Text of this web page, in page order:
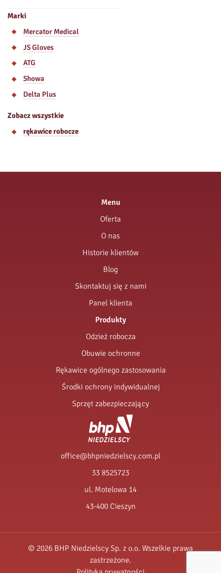
Marki
Mercator Medical
JS Gloves
ATG
Showa
Delta Plus
Zobacz wszystkie
rękawice robocze
Menu
Oferta
O nas
Historie klientów
Blog
Skontaktuj się z nami
Panel klienta
Produkty
Odzież robocza
Obuwie ochronne
Rękawice ogólnego zastosowania
Środki ochrony indywidualnej
Sprzęt zabezpieczający
office@bhpniedzielscy.com.pl
33 8525723
ul. Motelowa 14
43-400 Cieszyn
© 2026 BHP Niedzielscy Sp. z o.o. Wszelkie prawa
zastrzeżone.